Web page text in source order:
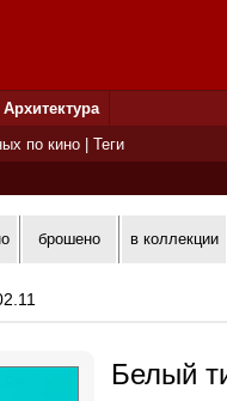
Архитектура
по кино
Теги
брошено в коллекции
Белый